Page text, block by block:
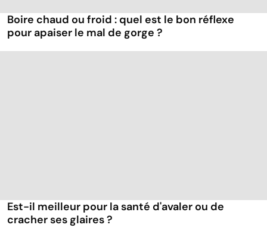
Boire chaud ou froid : quel est le bon réflexe
pour apaiser le mal de gorge ?
Est-il meilleur pour la santé d'avaler ou de
cracher ses glaires ?